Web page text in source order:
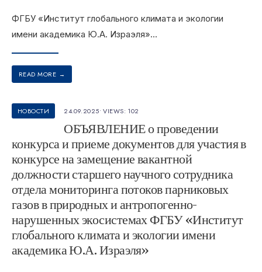
ФГБУ «Институт глобального климата и экологии
имени академика Ю.А. Израэля»...
READ MORE →
НОВОСТИ 24.09.2025•VIEWS: 102
ОБЪЯВЛЕНИЕ о проведении
конкурса и приеме документов для участия в
конкурсе на замещение вакантной
должности старшего научного сотрудника
отдела мониторинга потоков парниковых
газов в природных и антропогенно-
нарушенных экосистемах ФГБУ «Институт
глобального климата и экологии имени
академика Ю.А. Израэля»